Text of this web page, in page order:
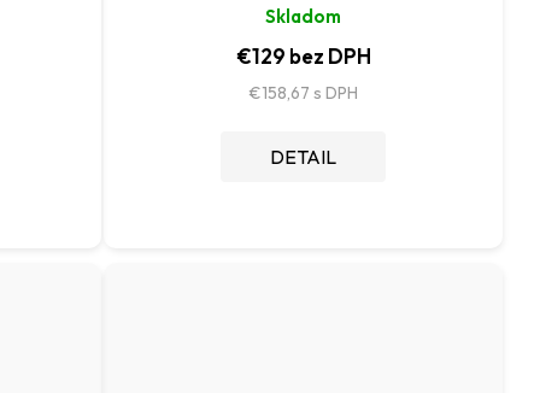
Skladom
€129 bez DPH
€158,67
DETAIL